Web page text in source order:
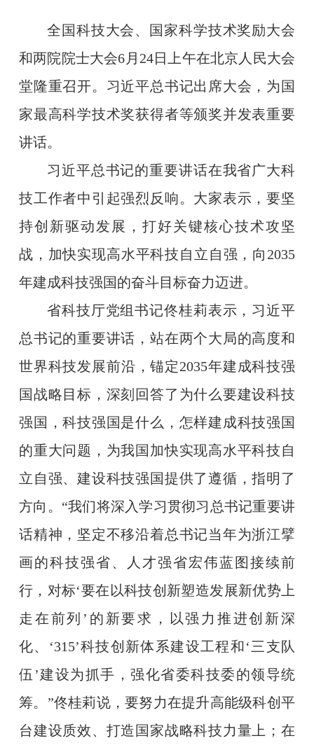
全国科技大会、国家科学技术奖励大会
和两院院士大会6月24日上午在北京人民大会
堂隆重召开。习近平总书记出席大会，为国
家最高科学技术奖获得者等颁奖并发表重要
讲话。
习近平总书记的重要讲话在我省广大科
技工作者中引起强烈反响。大家表示，要坚
持创新驱动发展，打好关键核心技术攻坚
战，加快实现高水平科技自立自强，向2035
年建成科技强国的奋斗目标奋力迈进。
省科技厅党组书记佟桂莉表示，习近平
总书记的重要讲话，站在两个大局的高度和
世界科技发展前沿，锚定2035年建成科技强
国战略目标，深刻回答了为什么要建设科技
强国，科技强国是什么，怎样建成科技强国
的重大问题，为我国加快实现高水平科技自
立自强、建设科技强国提供了遵循，指明了
方向。“我们将深入学习贯彻习总书记重要讲
话精神，坚定不移沿着总书记当年为浙江擘
画的科技强省、人才强省宏伟蓝图接续前
行，对标‘要在以科技创新塑造发展新优势上
走在前列’的新要求，以强力推进创新深
化、‘315’科技创新体系建设工程和‘三支队
伍’建设为抓手，强化省委科技委的领导统
筹。”佟桂莉说，要努力在提升高能级科创平
台建设质效、打造国家战略科技力量上；在